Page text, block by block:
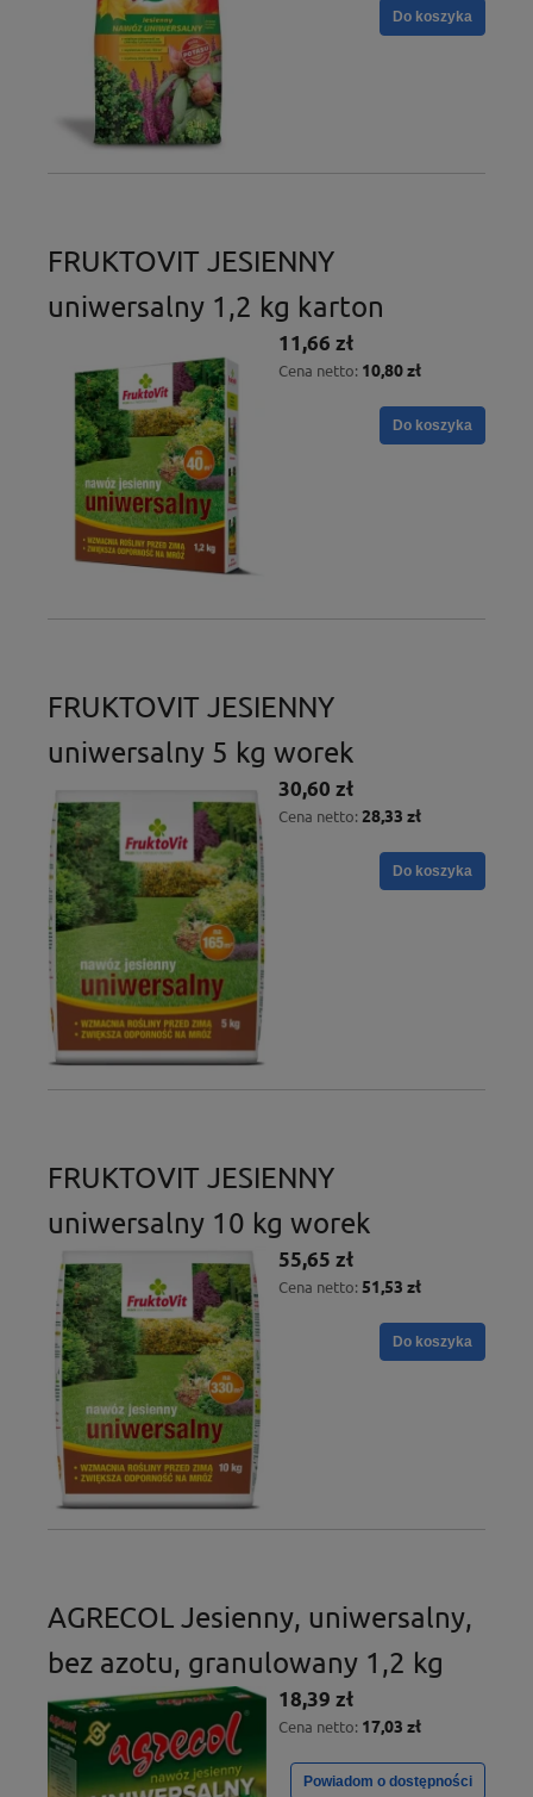
Do koszyka
FRUKTOVIT JESIENNY
uniwersalny 1,2 kg karton
11,66 zł
Cena netto: 10,80 zł
Do koszyka
FRUKTOVIT JESIENNY
uniwersalny 5 kg worek
30,60 zł
Cena netto: 28,33 zł
Do koszyka
FRUKTOVIT JESIENNY
uniwersalny 10 kg worek
55,65 zł
Cena netto: 51,53 zł
Do koszyka
AGRECOL Jesienny, uniwersalny,
bez azotu, granulowany 1,2 kg
18,39 zł
Cena netto: 17,03 zł
Powiadom o dostępności